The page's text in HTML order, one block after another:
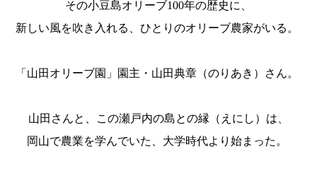
その小豆島オリーブ100年の歴史に、
新しい風を吹き入れる、ひとりのオリーブ農家がいる。
「山田オリーブ園」園主・山田典章（のりあき）さん。
山田さんと、この瀬戸内の島との縁（えにし）は、
岡山で農業を学んでいた、大学時代より始まった。